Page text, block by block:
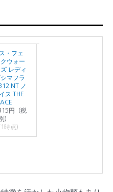
・フェ
ウォー
レディ
マフラ
NT ノ
ス THE
円（税
)
時点)